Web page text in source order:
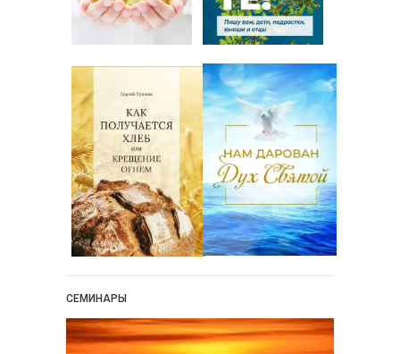
СЕМИНАРЫ